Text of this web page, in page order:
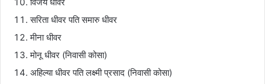
सरिता धीवर पति समारु धीवर
मीना धीवर
मोनू धीवर (निवासी कोसा)
अहिल्या धीवर पति लक्ष्मी प्रसाद (निवासी कोसा)